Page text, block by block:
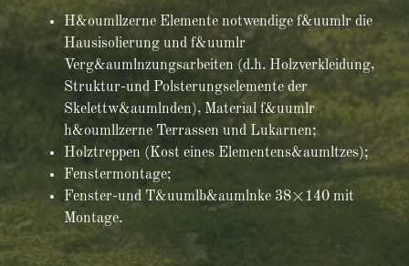
H&oumllzerne Elemente notwendige f&uumlr die
Hausisolierung und f&uumlr
Verg&aumlnzungsarbeiten (d.h. Holzverkleidung,
Struktur-und Polsterungselemente der
Skelettw&aumlnden), Material f&uumlr
h&oumllzerne Terrassen und Lukarnen;
Holztreppen (Kost eines Elementens&aumltzes);
Fenstermontage;
Fenster-und T&uumlb&aumlnke 38×140 mit
Montage.